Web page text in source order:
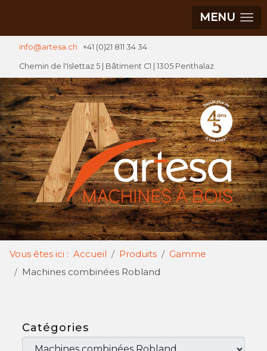
MENU
info@artesa.ch +41 (0)21 811 34 34
Chemin de l'Islettaz 5 | Bâtiment C1 | 1305 Penthalaz
Vous êtes ici : Accueil Produits
Gamme
Machines combinées Robland
Catégories